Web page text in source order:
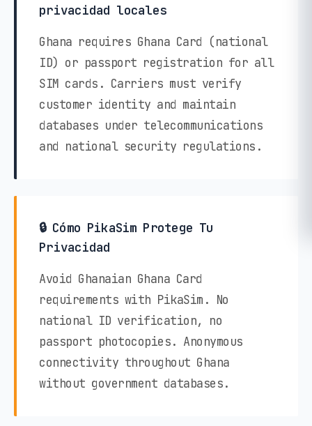
privacidad locales
Ghana requires Ghana Card (national
ID) or passport registration for all
SIM cards. Carriers must verify
customer identity and maintain
databases under telecommunications
and national security regulations.
🔒 Cómo PikaSim Protege Tu
Privacidad
Avoid Ghanaian Ghana Card
requirements with PikaSim. No
national ID verification, no
passport photocopies. Anonymous
connectivity throughout Ghana
without government databases.